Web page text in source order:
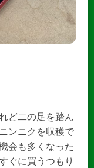
ど二の足を踏ん
ンニクを収穫で
会も多くなった
ぐに買うつもり